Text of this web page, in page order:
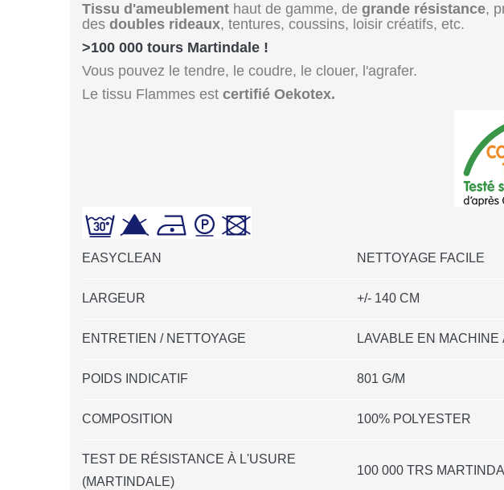
Tissu d'ameublement haut de gamme, de grande résistance,
des doubles rideaux, tentures, coussins, loisir créatifs, etc.
>100 000 tours Martindale !
Vous pouvez le tendre, le coudre, le clouer, l'agrafer.
Le tissu Flammes est certifié Oekotex.
EASYCLEAN NETTOYAGE FACILE
LARGEUR +/- 140 CM
ENTRETIEN / NETTOYAGE LAVABLE EN MACHINE
POIDS INDICATIF 801 G/M
COMPOSITION 100% POLYESTER
TEST DE RÉSISTANCE À L'USURE
(MARTINDALE)
100 000 TRS